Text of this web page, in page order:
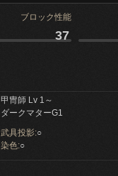
ブロック性能
37
甲冑師 Lv 1～
ダークマターG1
武具投影:○
染色:○